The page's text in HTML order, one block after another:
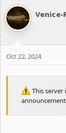
t
a
r
t
e
Venice-
Oct 22, 2024
This server